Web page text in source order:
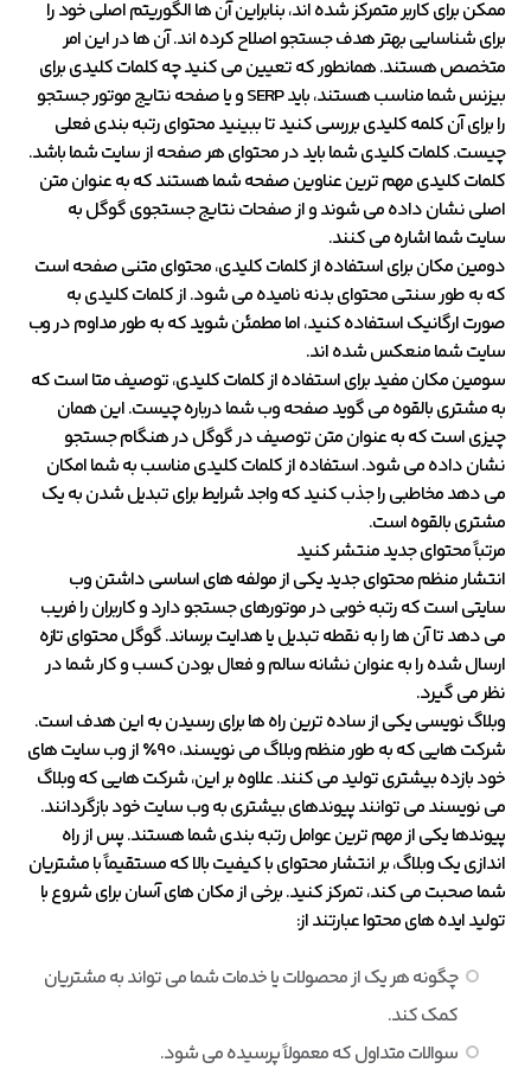
ممکن برای کاربر متمرکز شده اند، بنابراین آن ها الگوریتم اصلی خود را
برای شناسایی بهتر هدف جستجو اصلاح کرده اند. آن ها در این امر
متخصص هستند. همانطور که تعیین می کنید چه کلمات کلیدی برای
بیزنس شما مناسب هستند، باید SERP و یا صفحه نتایج موتور جستجو
را برای آن کلمه کلیدی بررسی کنید تا ببینید محتوای رتبه بندی فعلی
چیست. کلمات کلیدی شما باید در محتوای هر صفحه از سایت شما باشد.
کلمات کلیدی مهم ترین عناوین صفحه شما هستند که به عنوان متن
اصلی نشان داده می شوند و از صفحات نتایج جستجوی گوگل به
سایت شما اشاره می کنند.
دومین مکان برای استفاده از کلمات کلیدی، محتوای متنی صفحه است
که به طور سنتی محتوای بدنه نامیده می شود. از کلمات کلیدی به
صورت ارگانیک استفاده کنید، اما مطمئن شوید که به طور مداوم در وب
سایت شما منعکس شده اند.
سومین مکان مفید برای استفاده از کلمات کلیدی، توصیف متا است که
به مشتری بالقوه می گوید صفحه وب شما درباره چیست. این همان
چیزی است که به عنوان متن توصیف در گوگل در هنگام جستجو
نشان داده می شود. استفاده از کلمات کلیدی مناسب به شما امکان
می دهد مخاطبی را جذب کنید که واجد شرایط برای تبدیل شدن به یک
مشتری بالقوه است.
مرتباً محتوای جدید منتشر کنید
انتشار منظم محتوای جدید یکی از مولفه های اساسی داشتن وب
سایتی است که رتبه خوبی در موتورهای جستجو دارد و کاربران را فریب
می دهد تا آن ها را به نقطه تبدیل یا هدایت برساند. گوگل محتوای تازه
ارسال شده را به عنوان نشانه سالم و فعال بودن کسب و کار شما در
نظر می گیرد.
وبلاگ نویسی یکی از ساده ترین راه ها برای رسیدن به این هدف است.
شرکت هایی که به طور منظم وبلاگ می نویسند، 90٪ از وب سایت های
خود بازده بیشتری تولید می کنند. علاوه بر این، شرکت هایی که وبلاگ
می نویسند می توانند پیوندهای بیشتری به وب سایت خود بازگردانند.
پیوندها یکی از مهم ترین عوامل رتبه بندی شما هستند. پس از راه
اندازی یک وبلاگ، بر انتشار محتوای با کیفیت بالا که مستقیماً با مشتریان
شما صحبت می کند، تمرکز کنید. برخی از مکان های آسان برای شروع با
تولید ایده های محتوا عبارتند از:
چگونه هر یک از محصولات یا خدمات شما می تواند به مشتریان
کمک کند.
سوالات متداول که معمولاً پرسیده می شود.